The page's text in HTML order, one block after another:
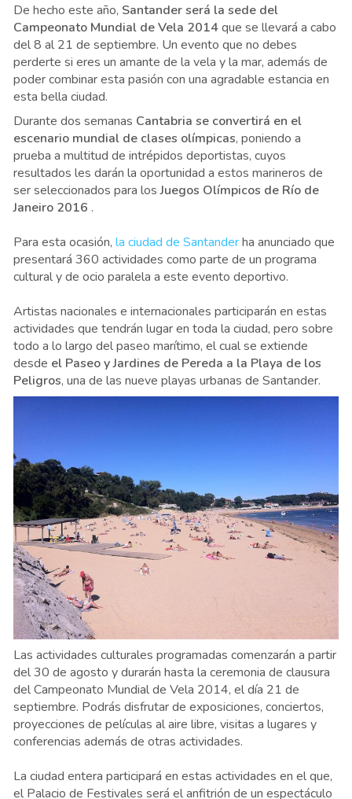
De hecho este año, Santander será la sede del
Campeonato Mundial de Vela 2014que se llevará a cabo
del 8 al 21 de septiembre. Un evento que no debes
perderte si eres un amante de la vela y la mar, además de
poder combinar esta pasión con una agradable estancia en
esta bella ciudad.
Durante dos semanas Cantabria se convertirá en el
escenario mundial de clases olímpicas, poniendo a
prueba a multitud de intrépidos deportistas, cuyos
resultados les darán la oportunidad a estos marineros de
ser seleccionados para losJuegos Olímpicos de Río de
Janeiro 2016 .
Para esta ocasión, la ciudad de Santanderha anunciado que
presentará 360 actividades como parte de un programa
cultural y de ocio paralela a este evento deportivo.
Artistas nacionales e internacionales participarán en estas
actividades que tendrán lugar en toda la ciudad, pero sobre
todo a lo largo del paseo marítimo, el cual se extiende
desde el Paseo y Jardines de Pereda a la Playa de los
Peligros, una de las nueve playas urbanas de Santander.
Las actividades culturales programadas comenzarán a partir
del 30 de agosto y durarán hasta la ceremonia de clausura
del Campeonato Mundial de Vela 2014, el día 21 de
septiembre. Podrás disfrutar de exposiciones, conciertos,
proyecciones de películas al aire libre, visitas a lugares y
conferencias además de otras actividades.
La ciudad entera participará en estas actividades en el que,
el Palacio de Festivales será el anfitrión de un espectáculo